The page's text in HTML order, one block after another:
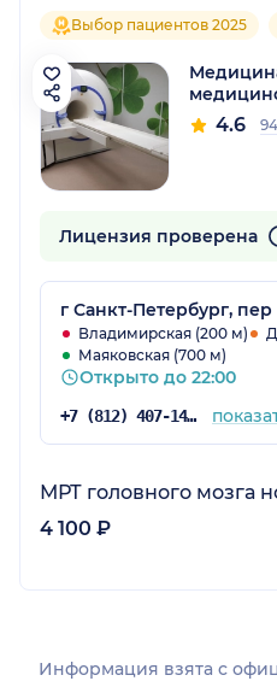
Выбор пациентов 2025
4.6
Лицензия проверена
г Санкт-Петербург,
Владимирская (200 м)
Маяковская (700 м)
Открыто до 22:00
+7 (812) 407-14-94
МРТ головного мозга
4 100 ₽
Информация взята c